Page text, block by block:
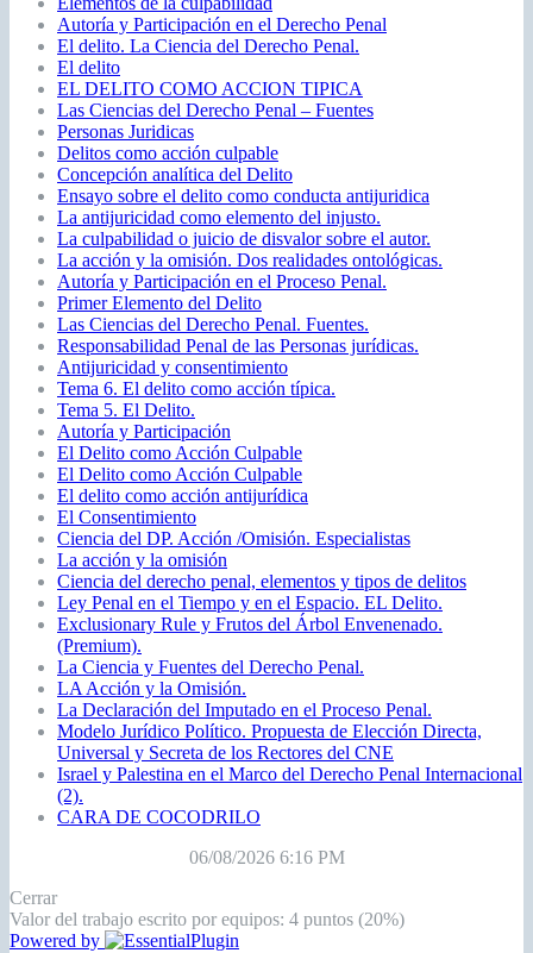
Autoría y Participación en el Derecho Penal
El delito. La Ciencia del Derecho Penal.
El delito
EL DELITO COMO ACCION TIPICA
Las Ciencias del Derecho Penal – Fuentes
Personas Juridicas
Delitos como acción culpable
Concepción analítica del Delito
Ensayo sobre el delito como conducta antijuridica
La antijuricidad como elemento del injusto.
La culpabilidad o juicio de disvalor sobre el autor.
La acción y la omisión. Dos realidades ontológicas.
Autoría y Participación en el Proceso Penal.
Primer Elemento del Delito
Las Ciencias del Derecho Penal. Fuentes.
Responsabilidad Penal de las Personas jurídicas.
Antijuricidad y consentimiento
Tema 6. El delito como acción típica.
Tema 5. El Delito.
Autoría y Participación
El Delito como Acción Culpable
El Delito como Acción Culpable
El delito como acción antijurídica
El Consentimiento
Ciencia del DP. Acción /Omisión. Especialistas
La acción y la omisión
Ciencia del derecho penal, elementos y tipos de delitos
Ley Penal en el Tiempo y en el Espacio. EL Delito.
Exclusionary Rule y Frutos del Árbol Envenenado.
(Premium).
La Ciencia y Fuentes del Derecho Penal.
LA Acción y la Omisión.
La Declaración del Imputado en el Proceso Penal.
Modelo Jurídico Político. Propuesta de Elección Directa,
Universal y Secreta de los Rectores del CNE
Israel y Palestina en el Marco del Derecho Penal Internacional
(2).
CARA DE COCODRILO
06/08/2026 6:16 PM
Cerrar
Valor del trabajo escrito por equipos: 4 puntos (20%)
Powered by